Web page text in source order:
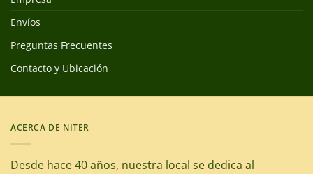
Envíos
Preguntas Frecuentes
Contacto y Ubicación
ACERCA DE NITER
Desde hace 40 años, nuestra local se dedica al